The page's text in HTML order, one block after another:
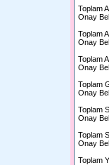
Toplam
Onay
Toplam
Onay
Toplam
Onay
Toplam
Onay
Toplam
Onay
Toplam
Onay
Toplam